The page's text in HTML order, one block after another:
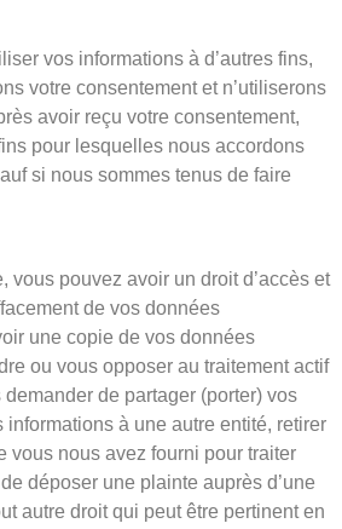
vos informations à d’autres fins,
votre consentement et n’utiliserons
avoir reçu votre consentement,
pour lesquelles nous accordons
si nous sommes tenus de faire
vous pouvez avoir un droit d’accès et
de vos données
une copie de vos données
ou vous opposer au traitement actif
de partager (porter) vos
à une autre entité, retirer
vous nous avez fourni pour traiter
déposer une plainte auprès d’une
autre droit qui peut être pertinent en